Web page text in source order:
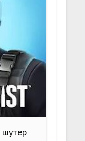
шутер